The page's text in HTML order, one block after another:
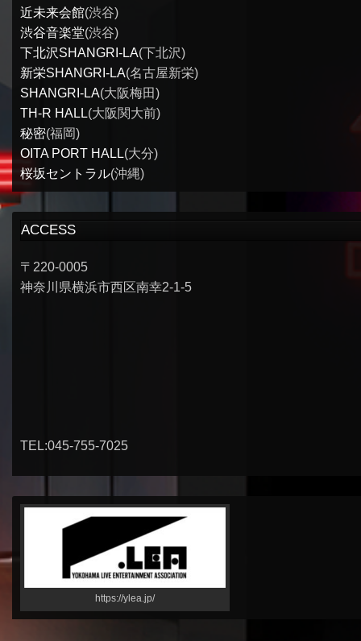
近未来会館(渋谷)
渋谷音楽堂(渋谷)
下北沢SHANGRI-LA(下北沢)
新栄SHANGRI-LA(名古屋新栄)
SHANGRI-LA(大阪梅田)
TH-R HALL(大阪関大前)
秘密(福岡)
OITA PORT HALL(大分)
桜坂セントラル(沖縄)
ACCESS
〒220-0005
神奈川県横浜市西区南幸2-1-5
TEL:045-755-7025
https://ylea.jp/